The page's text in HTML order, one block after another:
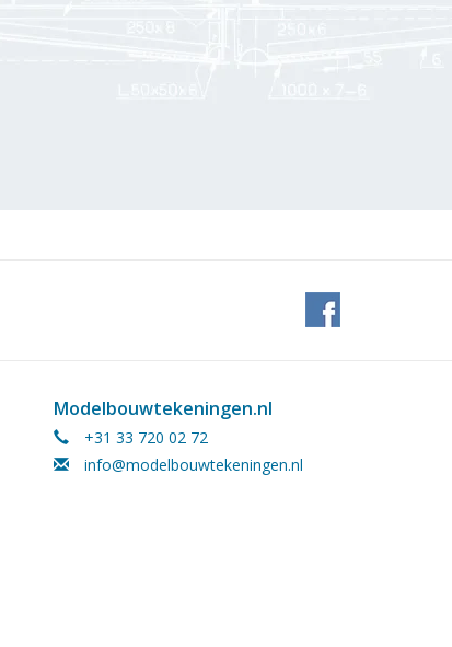
Modelbouwtekeningen.nl
+31 33 720 02 72
info@modelbouwtekeningen.nl